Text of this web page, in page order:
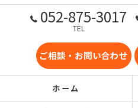
052-875-3017
TEL
ご相談・お問い合わせ
ホーム